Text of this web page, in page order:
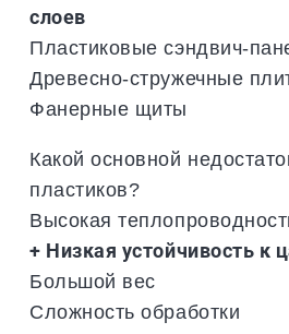
слоев
Пластиковые сэндвич-
Древесно-стружечные
Фанерные щиты
Какой основной
пластиков?
Высокая
+ Низкая устойчивость к
Большой вес
Сложность обработки